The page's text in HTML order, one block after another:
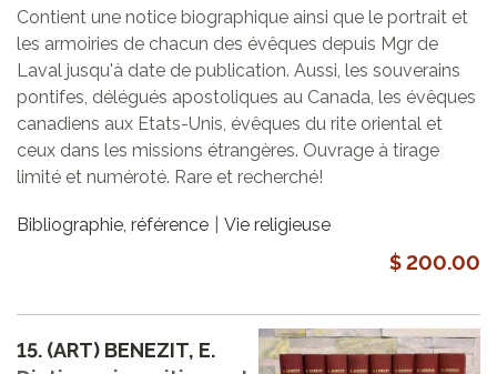
Contient une notice biographique ainsi que le portrait et
les armoiries de chacun des évêques depuis Mgr de
Laval jusqu'à date de publication. Aussi, les souverains
pontifes, délégués apostoliques au Canada, les évêques
canadiens aux Etats-Unis, évêques du rite oriental et
ceux dans les missions étrangères. Ouvrage à tirage
limité et numéroté. Rare et recherché!
Bibliographie, référence Vie religieuse
$ 200.00
15. (ART) BENEZIT, E.